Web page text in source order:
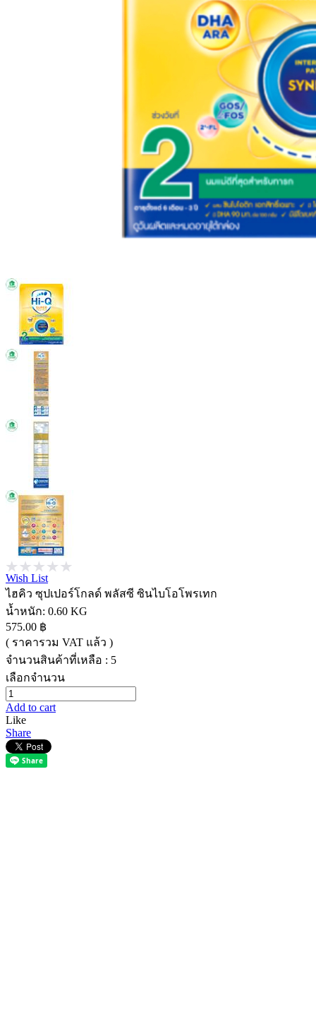
Wish List
ไฮคิว ซุปเปอร์โกลด์ พลัสซี ซินไบโอโพรเทก
น้ำหนัก: 0.60 KG
575.00 ฿
( ราคารวม VAT แล้ว )
จำนวนสินค้าที่เหลือ : 5
เลือกจำนวน
Add to cart
Like
Share